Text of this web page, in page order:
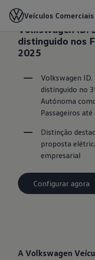
Veículos Comerciais
21/01/2026
Volkswagen ID.
distinguido nos
2025
Volkswagen
distinguido no
Autónoma
Passageiros
Distinção
proposta
empresarial
Configurar agora
A Volkswagen